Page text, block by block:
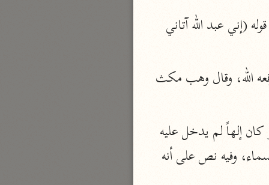
نحو ٣ مجلدات
شركة الخبرات الذكية
نحو ٣ مجلدات
ابن عثيمين (١٤٢١ هـ)
نحو ١٥ مجلدًا